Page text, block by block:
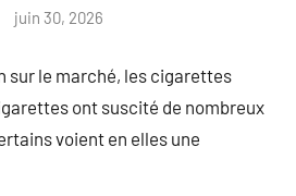
juin 30, 2026
sur le marché, les cigarettes
ont suscité de nombreux
voient en elles une